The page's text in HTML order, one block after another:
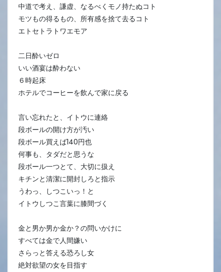
中道で考え、謙虚、なるべくモノ持たぬコト
モツもの得るもの、所有感を捨て去るコト
エトセトラトワエモア
二日酔いゼロ
いい酒宴は酔わない
６時起床
ホテルでコーヒーを飲んで家に戻る
言い忘れたと、イトウに連絡
段ボールの開け方が汚い
段ボール買えば140円也
何事も、タダだと思うな
段ボール一つとて、大切に扱え
キチンと清潔に開封しろと指示
うわっ、しつこいっ！と
イトウしつこ言葉に膝間づく
金と男か男か金か？の問いかけに
すべては金で人間嫌い
さらっと答える恐ろし女
絶対欲望の女を目指す